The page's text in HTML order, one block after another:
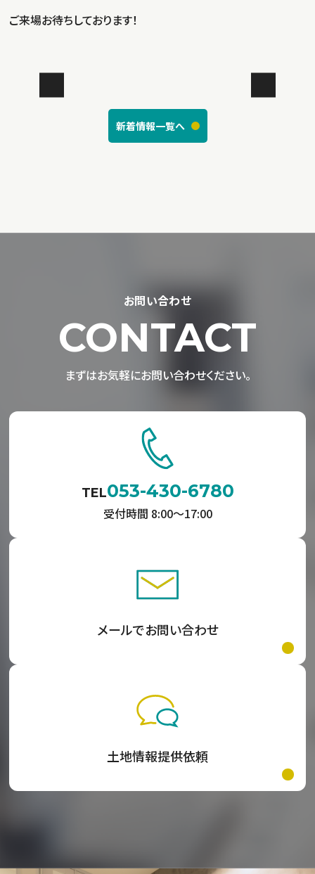
ご来場お待ちしております！
新着情報一覧へ
お問い合わせ
CONTACT
まずはお気軽にお問い合わせください。
TEL053-430-6780
受付時間 8:00〜17:00
メールでお問い合わせ
土地情報提供依頼